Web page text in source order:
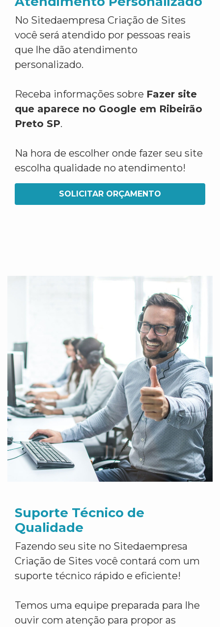
No Sitedaempresa Criação de Sites
você será atendido por pessoas reais
que lhe dão atendimento
personalizado.
Receba informações sobre Fazer site
que aparece no Google em Ribeirão
Preto SP.
Na hora de escolher onde fazer seu site
escolha qualidade no atendimento!
SOLICITAR ORÇAMENTO
Suporte Técnico de
Qualidade
Fazendo seu site no Sitedaempresa
Criação de Sites você contará com um
suporte técnico rápido e eficiente!
Temos uma equipe preparada para lhe
ouvir com atenção para propor as